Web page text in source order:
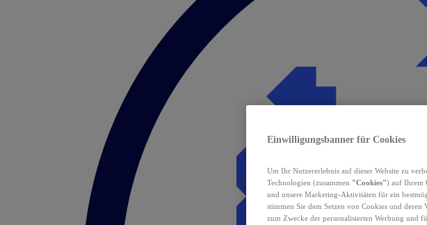
Einwilligungsbanner für Cookies
Um Ihr Nutzererlebnis auf dieser Website zu
Technologien (zusammen "Cookies") auf Ihrem
und unsere Marketing-Aktivitäten für ein
stimmen Sie dem Setzen von Cookies und
zum Zwecke der personalisierten Werbung und